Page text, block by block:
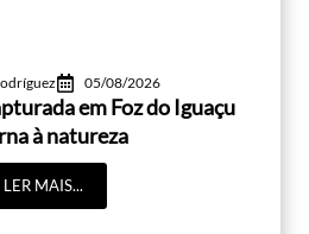
05/08/2026
em Foz do Iguaçu
à natureza
LER MAIS...